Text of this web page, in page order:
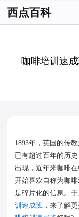
西点百科
咖啡培训速
1893年，英国的传
已有超过百年的历
出现，近年来咖啡
开始喜欢自称为咖
是碎片化的信息。
训速成班，来了解